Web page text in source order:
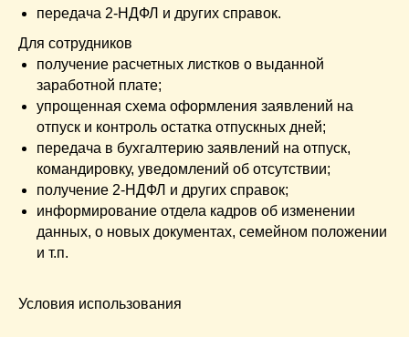
передача 2-НДФЛ и других справок.
Для сотрудников
получение расчетных листков о выданной
заработной плате;
упрощенная схема оформления заявлений на
отпуск и контроль остатка отпускных дней;
передача в бухгалтерию заявлений на отпуск,
командировку, уведомлений об отсутствии;
получение 2-НДФЛ и других справок;
информирование отдела кадров об изменении
данных, о новых документах, семейном положении
и т.п.
Условия использования